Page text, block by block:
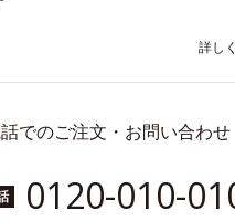
詳し
でのご注文・お問い合わせ
0120-010-